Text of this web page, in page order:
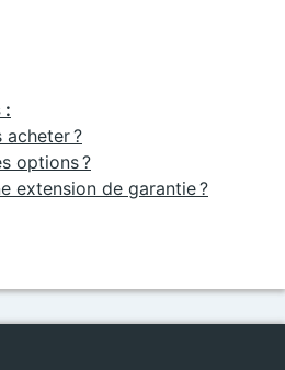
:
acheter ?
options ?
extension de garantie ?